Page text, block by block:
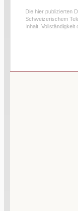
Die hier publizierten
Schweizerischem
Inhalt, Vollständigkeit